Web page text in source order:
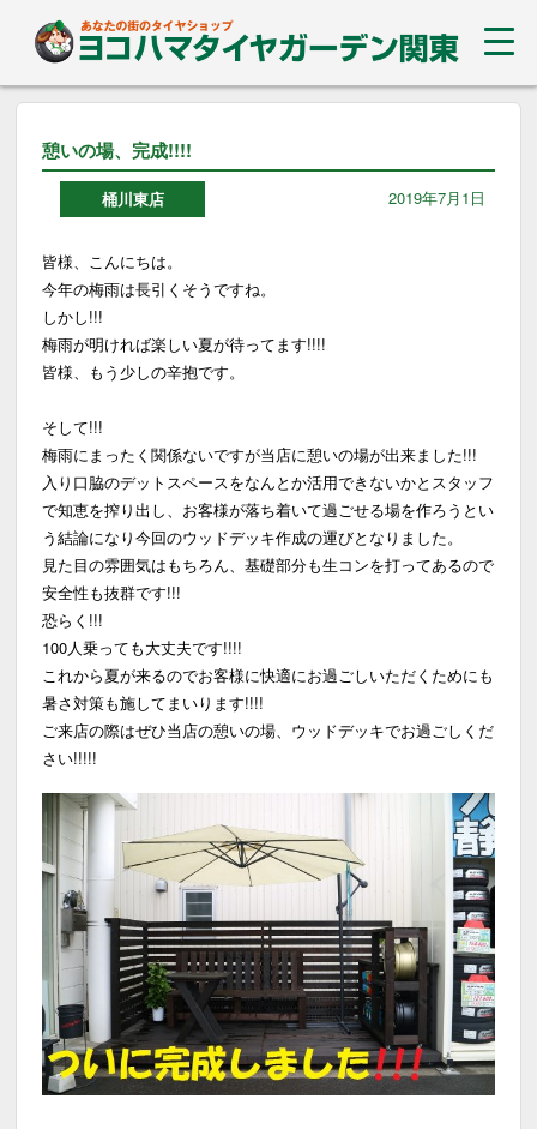
憩いの場、完成!!!!
桶川東店 2019年7月1日
皆様、こんにちは。
今年の梅雨は長引くそうですね。
しかし!!!
梅雨が明ければ楽しい夏が待ってます!!!!
皆様、もう少しの辛抱です。
そして!!!
梅雨にまったく関係ないですが当店に憩いの場が出来ました!!!
入り口脇のデットスペースをなんとか活用できないかとスタッフ
で知恵を搾り出し、お客様が落ち着いて過ごせる場を作ろうとい
う結論になり今回のウッドデッキ作成の運びとなりました。
見た目の雰囲気はもちろん、基礎部分も生コンを打ってあるので
安全性も抜群です!!!
恐らく!!!
100人乗っても大丈夫です!!!!
これから夏が来るのでお客様に快適にお過ごしいただくためにも
暑さ対策も施してまいります!!!!
ご来店の際はぜひ当店の憩いの場、ウッドデッキでお過ごしくだ
さい!!!!!